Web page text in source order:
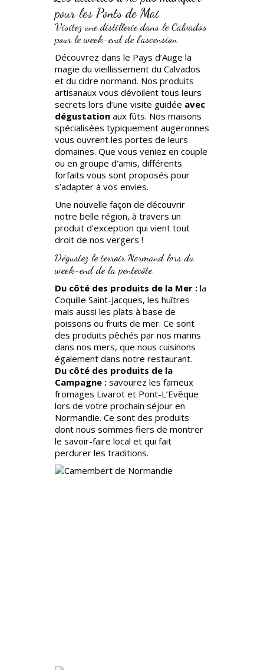
pour les Ponts de Mai
Visitez une distillerie dans le Calvados
pour le week-end de l’ascension
Découvrez dans le Pays d’Auge la
magie du vieillissement du Calvados
et du cidre normand. Nos produits
artisanaux vous dévoilent tous leurs
secrets lors d’une visite guidée avec
dégustationaux fûts. Nos maisons
spécialisées typiquement augeronnes
vous ouvrent les portes de leurs
domaines. Que vous veniez en couple
ou en groupe d’amis, différents
forfaits vous sont proposés pour
s’adapter à vos envies.
Une nouvelle façon de découvrir
notre belle région, à travers un
produit d’exception qui vient tout
droit de nos vergers !
Dégustez le terroir Normand lors du
week-end de la pentecôte
Du côté des produits de la Mer : la
Coquille Saint-Jacques, les huîtres
mais aussi les plats à base de
poissons ou fruits de mer. Ce sont
des produits pêchés par nos marins
dans nos mers, que nous cuisinons
également dans notre restaurant.
Du côté des produits de la
Campagne :savourez les fameux
fromages Livarot et Pont-L’Evêque
lors de votre prochain séjour en
Normandie. Ce sont des produits
dont nous sommes fiers de montrer
le savoir-faire local et qui fait
perdurer les traditions.